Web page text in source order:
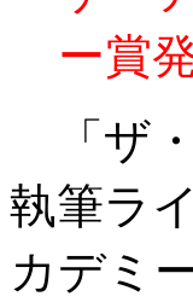
ー賞
「ザ
執筆ラ
カデミ